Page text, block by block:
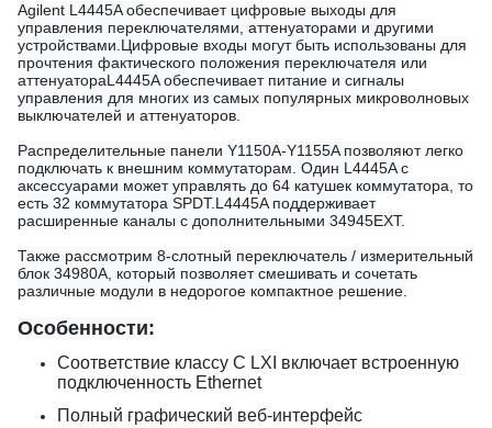
Agilent L4445A обеспечивает цифровые выходы для
управления переключателями, аттенуаторами и другими
устройствами.Цифровые входы могут быть использованы для
прочтения фактического положения переключателя или
аттенуатораL4445A обеспечивает питание и сигналы
управления для многих из самых популярных микроволновых
выключателей и аттенуаторов.
Распределительные панели Y1150A-Y1155A позволяют легко
подключать к внешним коммутаторам. Один L4445A с
аксессуарами может управлять до 64 катушек коммутатора, то
есть 32 коммутатора SPDT.L4445A поддерживает
расширенные каналы с дополнительными 34945EXT.
Также рассмотрим 8-слотный переключатель / измерительный
блок 34980A, который позволяет смешивать и сочетать
различные модули в недорогое компактное решение.
Особенности:
Соответствие классу C LXI включает встроенную
подключенность Ethernet
Полный графический веб-интерфейс